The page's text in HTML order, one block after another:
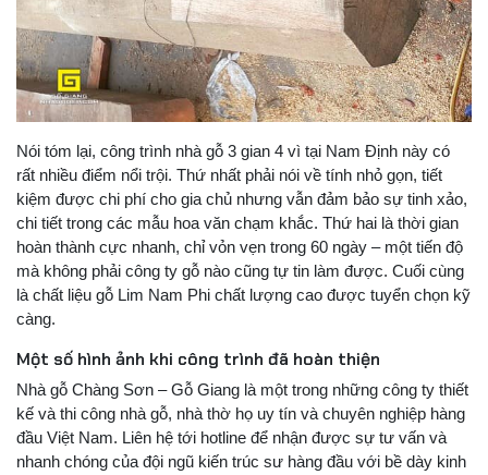
Nói tóm lại, công trình nhà gỗ 3 gian 4 vì tại Nam Định này có
rất nhiều điểm nổi trội. Thứ nhất phải nói về tính nhỏ gọn, tiết
kiệm được chi phí cho gia chủ nhưng vẫn đảm bảo sự tinh xảo,
chi tiết trong các mẫu hoa văn chạm khắc. Thứ hai là thời gian
hoàn thành cực nhanh, chỉ vỏn vẹn trong 60 ngày – một tiến độ
mà không phải công ty gỗ nào cũng tự tin làm được. Cuối cùng
là chất liệu gỗ Lim Nam Phi chất lượng cao được tuyển chọn kỹ
càng.
Một số hình ảnh khi công trình đã hoàn thiện
Nhà gỗ Chàng Sơn – Gỗ Giang là một trong những công ty thiết
kế và thi công nhà gỗ, nhà thờ họ uy tín và chuyên nghiệp hàng
đầu Việt Nam. Liên hệ tới hotline để nhận được sự tư vấn và
nhanh chóng của đội ngũ kiến trúc sư hàng đầu với bề dày kinh